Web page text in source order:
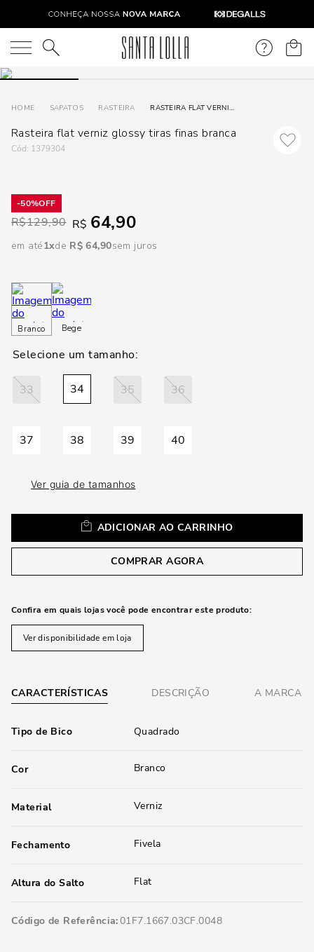
O que você está procurando?
SAPATOS RASTEIRA RASTEIRA FLAT VERNIZ GLOSSY TIRAS FINAS BRANCA
Rasteira flat verniz glossy tiras finas branca
: 1379304
50%
R$129,90 R$ 64,90
em até1 R$ 64,90sem juros
Branco Bege
33 34 35 36
37 38 39 40
Ver guia de tamanhos
ADICIONAR AO CARRINHO
COMPRAR AGORA
Confira em quais lojas você pode encontrar este produto:
Ver disponibilidade em loja
CARACTERÍSTICAS DESCRIÇÃO A MARCA
Tipo de Bico Quadrado
Cor Branco
Material Verniz
Fechamento Fivela
Altura do Salto Flat
Código de Referência 01F7.1667.03CF.0048